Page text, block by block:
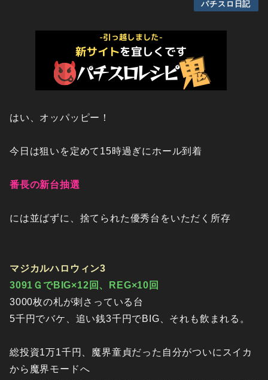
パチスロ日記
はい、オッパッピー！
今日は狙いを定めて15時過ぎにホール到着
番長の新台抽選
には並ばずに、捨てられた優秀台をいただく所存
マジカルハロウィン3
3091ＧでBIG×12回、REG×10回
3000枚の札が刺さっている台
5千円でバケ、追い銭3千円でBIG、それも飲まれる。
総投資1万1千円、魔界童貞だった自分がついにスイカ
から魔界モードへ